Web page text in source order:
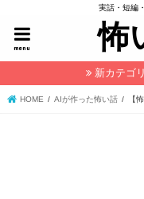
実話・短編
怖
menu
新カテゴ
HOME AIが作った怖い話 【